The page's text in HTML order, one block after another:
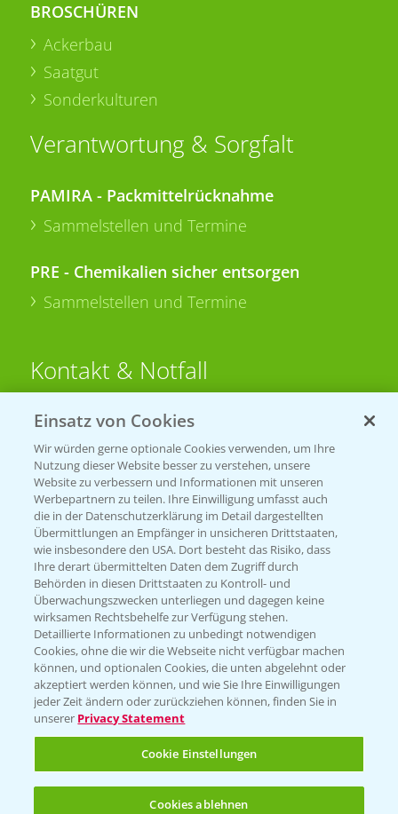
BROSCHÜREN
Ackerbau
Saatgut
Sonderkulturen
Verantwortung & Sorgfalt
PAMIRA - Packmittelrücknahme
Sammelstellen und Termine
PRE - Chemikalien sicher entsorgen
Sammelstellen und Termine
Kontakt & Notfall
Beratung auf WhatsApp
T.+49 (0)174 346 564 1
KONTAKT
Hilfe in Notfällen
T.+49 (0)214/30-20220
Folgen Sie uns
Einsatz von Cookies
Wir würden gerne optionale Cookies verwenden, um Ihre
Nutzung dieser Website besser zu verstehen, unsere
Website zu verbessern und Informationen mit unseren
Werbepartnern zu teilen. Ihre Einwilligung umfasst auch
die in der Datenschutzerklärung im Detail dargestellten
Übermittlungen an Empfänger in unsicheren Drittstaaten,
wie insbesondere den USA. Dort besteht das Risiko, dass
Ihre derart übermittelten Daten dem Zugriff durch
Behörden in diesen Drittstaaten zu Kontroll- und
Überwachungszwecken unterliegen und dagegen keine
wirksamen Rechtsbehelfe zur Verfügung stehen.
Detaillierte Informationen zu unbedingt notwendigen
Cookies, ohne die wir die Webseite nicht verfügbar machen
können, und optionalen Cookies, die unten abgelehnt oder
akzeptiert werden können, und wie Sie Ihre Einwilligungen
jeder Zeit ändern oder zurückziehen können, finden Sie in
unserer Privacy Statement
Cookie Einstellungen
Cookies ablehnen